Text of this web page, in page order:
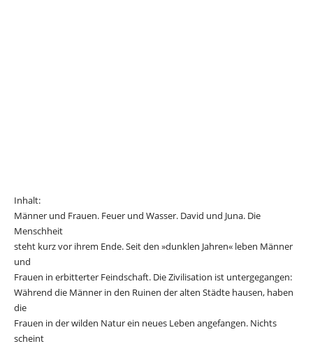
Inhalt:
Männer und Frauen. Feuer und Wasser. David und Juna. Die
Menschheit
steht kurz vor ihrem Ende. Seit den »dunklen Jahren« leben Männer
und
Frauen in erbitterter Feindschaft. Die Zivilisation ist untergegangen:
Während die Männer in den Ruinen der alten Städte hausen, haben
die
Frauen in der wilden Natur ein neues Leben angefangen. Nichts
scheint